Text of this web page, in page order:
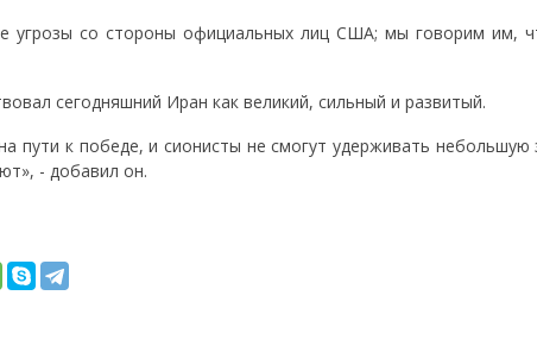
со стороны официальных лиц США; мы говорим им,
сегодняшний Иран как великий, сильный и развитый.
пути к победе, и сионисты не смогут удерживать
- добавил он.